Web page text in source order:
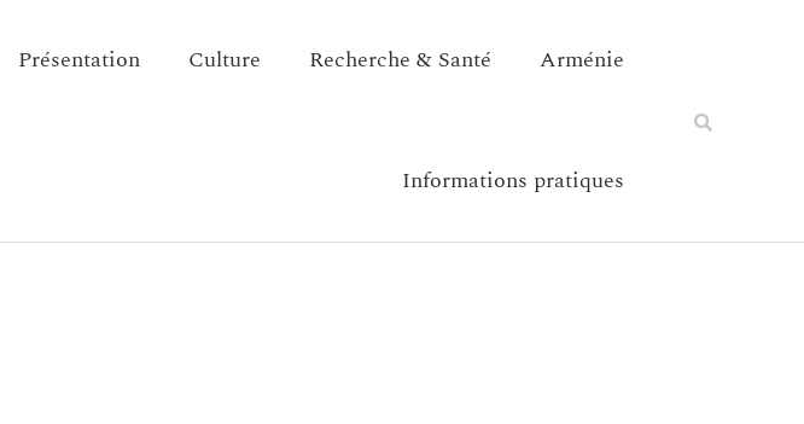
Présentation Culture Recherche & Santé Arménie
Informations pratiques